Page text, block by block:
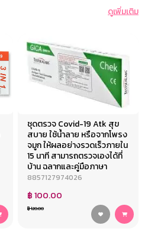
ดูเพิ่มเติม
ชุดตรวจ Covid-19 Atk สุข
สบาย ใช้น้ำลาย หรือจากโพรง
จมูก ให้ผลอย่างรวดเร็วภายใน
15 นาที สามารถตรวจเองได้ที่
บ้าน ฉลากและคู่มือภาษา
8857127974026
฿ 100.00
฿ 120.00